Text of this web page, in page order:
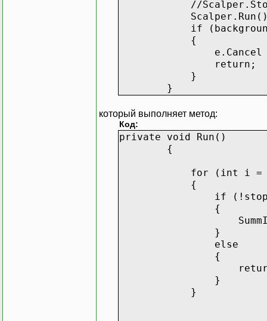
//Scalper.StopWork
if
return;
}
}
который выполняет метод:
Код:
private void Run()
{
for (int i = 0; i
{
if
}
else
{
}
}